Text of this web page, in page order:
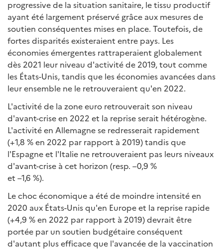
progressive de la situation sanitaire, le tissu productif
ayant été largement préservé grâce aux mesures de
soutien conséquentes mises en place. Toutefois, de
fortes disparités existeraient entre pays. Les
économies émergentes rattraperaient globalement
dès 2021 leur niveau d'activité de 2019, tout comme
les États-Unis, tandis que les économies avancées dans
leur ensemble ne le retrouveraient qu'en 2022.
L'activité de la zone euro retrouverait son niveau
d'avant-crise en 2022 et la reprise serait hétérogène.
L'activité en Allemagne se redresserait rapidement
(+1,8 % en 2022 par rapport à 2019) tandis que
l'Espagne et l'Italie ne retrouveraient pas leurs niveaux
d'avant-crise à cet horizon (resp. –0,9 %
et –1,6 %).
Le choc économique a été de moindre intensité en
2020 aux États-Unis qu'en Europe et la reprise rapide
(+4,9 % en 2022 par rapport à 2019) devrait être
portée par un soutien budgétaire conséquent
d'autant plus efficace que l'avancée de la vaccination